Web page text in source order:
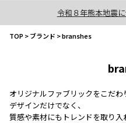
令和８年熊本地震
TOP>ブランド >branshes
オリジナルファブリックをこだわ
デザインだけでなく、
質感や素材にもトレンドを取り入